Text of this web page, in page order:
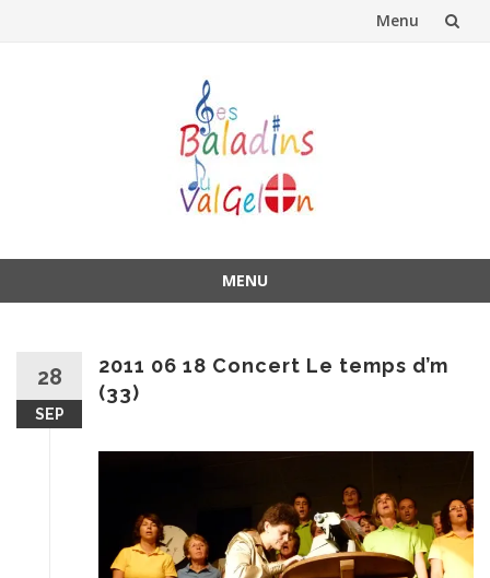
Menu
MENU
28
SEP
2011 06 18 Concert Le temps d’m
(33)